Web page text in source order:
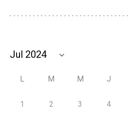
L M M J
1 2 3 4